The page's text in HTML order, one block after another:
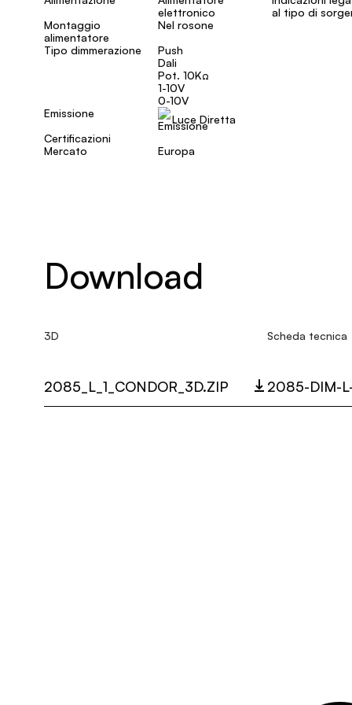
elettronico
Montaggio
alimentatore
Nel rosone
Tipo dimmerazione
Push
Dali
Pot. 10KΩ
1-10V
0-10V
Emissione
Luce Diretta
Certificazioni
Mercato
Europa
al tipo di
Download
3D
2085_L_1_CONDOR_3D.ZIP
Scheda tecnica
2085-DIM-